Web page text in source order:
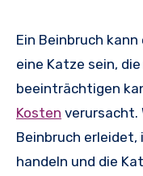
Ein Beinbruch
eine Katze sein,
beeinträchtigen
Kosten verursacht.
Beinbruch
handeln und die